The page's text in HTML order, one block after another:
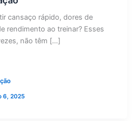
cansaço rápido, dores de
rendimento ao treinar? Esses
não têm […]
6, 2025